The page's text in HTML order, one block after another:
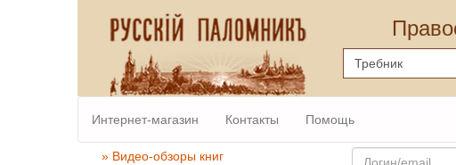
Интернет-магазин Контакты Помощь
» Видео-обзоры книг
Email